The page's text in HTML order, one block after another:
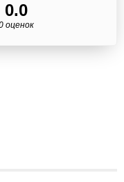
0.0
оценок